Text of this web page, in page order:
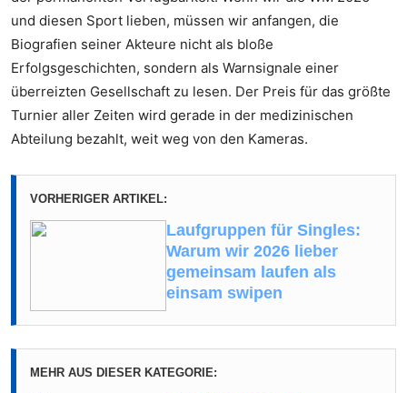
und diesen Sport lieben, müssen wir anfangen, die
Biografien seiner Akteure nicht als bloße
Erfolgsgeschichten, sondern als Warnsignale einer
überreizten Gesellschaft zu lesen. Der Preis für das größte
Turnier aller Zeiten wird gerade in der medizinischen
Abteilung bezahlt, weit weg von den Kameras.
VORHERIGER ARTIKEL:
Laufgruppen für Singles:
Warum wir 2026 lieber
gemeinsam laufen als
einsam swipen
MEHR AUS DIESER KATEGORIE: